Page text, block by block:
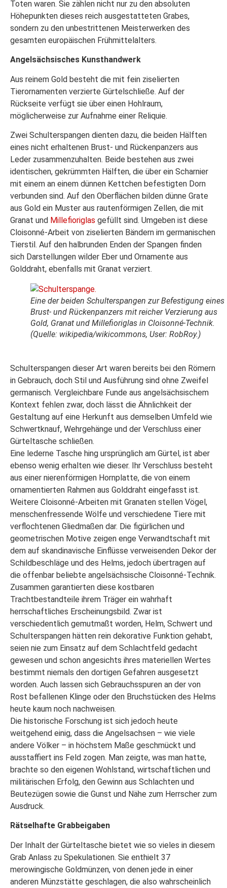
Toten waren. Sie zählen nicht nur zu den absoluten
Höhepunkten dieses reich ausgestatteten Grabes,
sondern zu den unbestrittenen Meisterwerken des
gesamten europäischen Frühmittelalters.
Angelsächsisches Kunsthandwerk
Aus reinem Gold besteht die mit fein ziselierten
Tierornamenten verzierte Gürtelschließe. Auf der
Rückseite verfügt sie über einen Hohlraum,
möglicherweise zur Aufnahme einer Reliquie.
Zwei Schulterspangen dienten dazu, die beiden Hälften
eines nicht erhaltenen Brust- und Rückenpanzers aus
Leder zusammenzuhalten. Beide bestehen aus zwei
identischen, gekrümmten Hälften, die über ein Scharnier
mit einem an einem dünnen Kettchen befestigten Dorn
verbunden sind. Auf den Oberflächen bilden dünne Grate
aus Gold ein Muster aus rautenförmigen Zellen, die mit
Granat und Millefioriglas gefüllt sind. Umgeben ist diese
Cloisonné-Arbeit von ziselierten Bändern im germanischen
Tierstil. Auf den halbrunden Enden der Spangen finden
sich Darstellungen wilder Eber und Ornamente aus
Golddraht, ebenfalls mit Granat verziert.
Eine der beiden Schulterspangen zur Befestigung eines
Brust- und Rückenpanzers mit reicher Verzierung aus
Gold, Granat und Millefioriglas in Cloisonné-Technik.
(Quelle: wikipedia/wikicommons, User: RobRoy.)
Schulterspangen dieser Art waren bereits bei den Römern
in Gebrauch, doch Stil und Ausführung sind ohne Zweifel
germanisch. Vergleichbare Funde aus angelsächsischem
Kontext fehlen zwar, doch lässt die Ähnlichkeit der
Gestaltung auf eine Herkunft aus demselben Umfeld wie
Schwertknauf, Wehrgehänge und der Verschluss einer
Gürteltasche schließen.
Eine lederne Tasche hing ursprünglich am Gürtel, ist aber
ebenso wenig erhalten wie dieser. Ihr Verschluss besteht
aus einer nierenförmigen Hornplatte, die von einem
ornamentierten Rahmen aus Golddraht eingefasst ist.
Weitere Cloisonné-Arbeiten mit Granaten stellen Vögel,
menschenfressende Wölfe und verschiedene Tiere mit
verflochtenen Gliedmaßen dar. Die figürlichen und
geometrischen Motive zeigen enge Verwandtschaft mit
dem auf skandinavische Einflüsse verweisenden Dekor der
Schildbeschläge und des Helms, jedoch übertragen auf
die offenbar beliebte angelsächsische Cloisonné-Technik.
Zusammen garantierten diese kostbaren
Trachtbestandteile ihrem Träger ein wahrhaft
herrschaftliches Erscheinungsbild. Zwar ist
verschiedentlich gemutmaßt worden, Helm, Schwert und
Schulterspangen hätten rein dekorative Funktion gehabt,
seien nie zum Einsatz auf dem Schlachtfeld gedacht
gewesen und schon angesichts ihres materiellen Wertes
bestimmt niemals den dortigen Gefahren ausgesetzt
worden. Auch lassen sich Gebrauchsspuren an der von
Rost befallenen Klinge oder den Bruchstücken des Helms
heute kaum noch nachweisen.
Die historische Forschung ist sich jedoch heute
weitgehend einig, dass die Angelsachsen – wie viele
andere Völker – in höchstem Maße geschmückt und
ausstaffiert ins Feld zogen. Man zeigte, was man hatte,
brachte so den eigenen Wohlstand, wirtschaftlichen und
militärischen Erfolg, den Gewinn aus Schlachten und
Beutezügen sowie die Gunst und Nähe zum Herrscher zum
Ausdruck.
Rätselhafte Grabbeigaben
Der Inhalt der Gürteltasche bietet wie so vieles in diesem
Grab Anlass zu Spekulationen. Sie enthielt 37
merowingische Goldmünzen, von denen jede in einer
anderen Münzstätte geschlagen, die also wahrscheinlich